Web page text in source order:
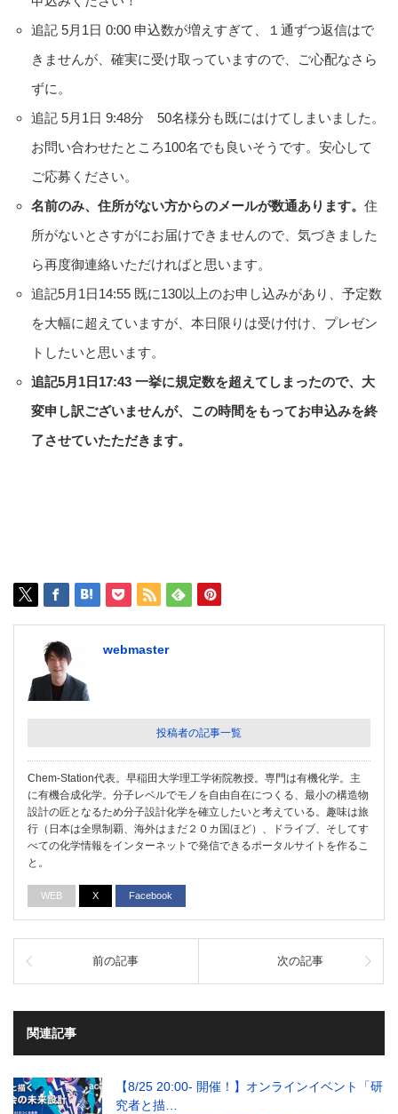
追記 5月1日 0:00 申込数が増えすぎて、１通ずつ返信はで
きませんが、確実に受け取っていますので、ご心配なさら
ずに。
追記 5月1日 9:48分 50名様分も既にはけてしまいました。
お問い合わせたところ100名でも良いそうです。安心して
ご応募ください。
名前のみ、住所がない方からのメールが数通あります。 住
所がないとさすがにお届けできませんので、気づきました
ら再度御連絡いただければと思います。
追記5月1日14:55 既に130以上のお申し込みがあり、予定数
を大幅に超えていますが、本日限りは受け付け、プレゼン
トしたいと思います。
追記5月1日17:43 一挙に規定数を超えてしまったので、大
変申し訳ございませんが、この時間をもってお申込みを終
了させていたただきます。
webmaster
投稿者の記事一覧
Chem-Station代表。早稲田大学理工学術院教授。専門は有機化学。主
に有機合成化学。分子レベルでモノを自由自在につくる、最小の構造物
設計の匠となるため分子設計化学を確立したいと考えている。趣味は旅
行（日本は全県制覇、海外はまだ２０カ国ほど）、ドライブ、そしてす
べての化学情報をインターネットで発信できるポータルサイトを作るこ
と。
WEB X Facebook
前の記事 次の記事
関連記事
【8/25 20:00- 開催！】オンラインイベント「研
究者と描…